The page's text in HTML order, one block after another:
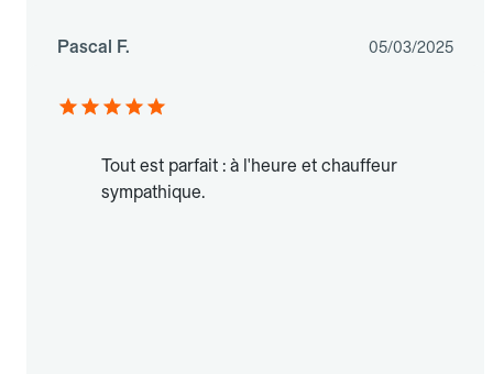
Pascal F. 05/03/2025
Tout est parfait : à l'heure et chauffeur
sympathique.